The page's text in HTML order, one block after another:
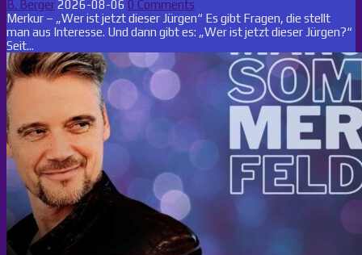
B. Berger2026-08-06 0 Comments
Merkur – „Wer ist jetzt dieser Jürgen“ Es gibt Fragen, die stellt
man aus Interesse. Und dann gibt es: „Wer ist jetzt dieser Jürgen?“
Seit...